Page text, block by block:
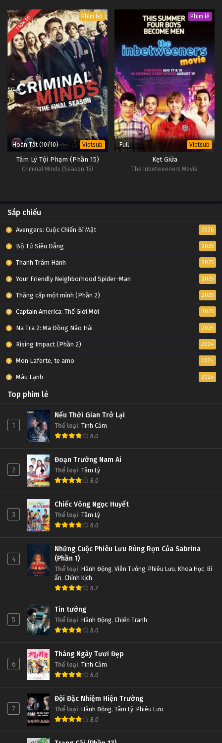
TRỌN BỘ Phim bộ
Hoàn Tất (10/10) Vietsub
Tâm Lý Tội Phạm (Phần 15)
Criminal Minds (Season 15)
Phim lẻ
Full Vietsub
Kẹt Giữa
The Inbetweeners Movie
Sắp chiếu
Avengers: Cuộc Chiến Bí Mật 2026
Bộ Tứ Siêu Đẳng 2025
Thanh Trâm Hành 2025
Your Friendly Neighborhood Spider-Man 2025
Thăng cấp một mình (Phần 2) 2025
Captain America: Thế Giới Mới 2025
Na Tra 2: Ma Đồng Náo Hải 2025
Rising Impact (Phần 2) 2024
Mon Laferte, te amo 2024
Máu Lạnh 2024
Top phim lẻ
1
Nếu Thời Gian Trở Lại
Thể loại: Tình Cảm
8.0
2
Đoạn Trường Nam Ai
Thể loại: Tâm Lý
8.0
3
Chiếc Vòng Ngọc Huyết
Thể loại: Tâm Lý
8.0
4
Những Cuộc Phiêu Lưu Rùng Rợn Của Sabrina
(Phần 1)
Thể loại: Hành Động, Viễn Tưởng, Phiêu Lưu, Khoa Học, Bí
ẩn, Chính kịch
8.7
5
Tin tưởng
Thể loại: Hành Động, Chiến Tranh
8.0
6
Tháng Ngày Tươi Đẹp
Thể loại: Tình Cảm
8.0
7
Đội Đặc Nhiệm Hiện Trường
Thể loại: Hành Động, Tâm Lý, Phiêu Lưu
8.0